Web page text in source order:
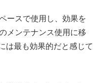
ースで使用し、効果を
メンテナンス使用に移
は最も効果的だと感じて